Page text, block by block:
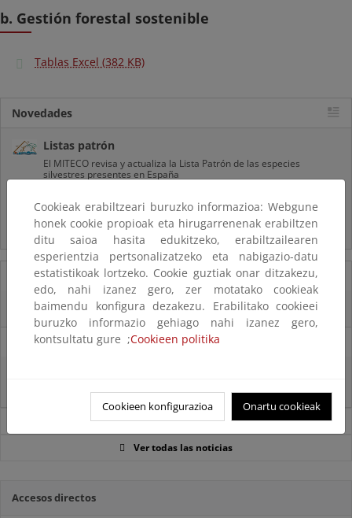
b. Gestión forestal sostenible
Tablas Excel (382 KB)
Novedades
Listas patrón
El MITECO revisa y actualiza la Lista Patrón de las especies
silvestres presentes en España
Preguntas frecuentes...
Acceso a los recursos genéticos y reparto de beneficios
07/08/2025
El censo de aves del Parque Nacional de las Tablas bate récords históricos
27/06/2025
Noticias sobre Biodiversidad
Ver todas las noticias
Accesos directos
Cookieak erabiltzeari buruzko informazioa: Webgune
honek cookie propioak eta hirugarrenenak erabiltzen
ditu saioa hasita edukitzeko, erabiltzailearen
esperientzia pertsonalizatzeko eta nabigazio-datu
estatistikoak lortzeko. Cookie guztiak onar ditzakezu,
edo, nahi izanez gero, zer motatako cookieak
baimendu konfigura dezakezu. Erabilitako cookieei
buruzko informazio gehiago nahi izanez gero,
kontsultatu gure ;Cookieen politika
Cookieen konfigurazioa Onartu cookieak